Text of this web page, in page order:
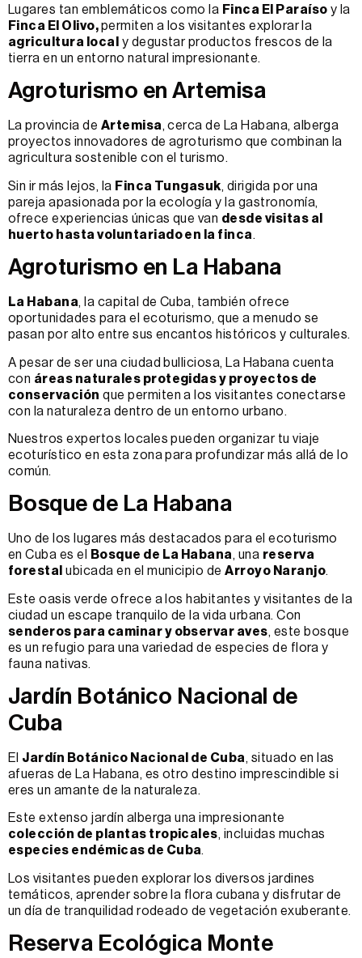
Lugares tan emblemáticos como la Finca El Paraíso y la
Finca El Olivo,permiten a los visitantes explorar la
agricultura local
y degustar productos frescos de la
tierra en un entorno natural impresionante.
Agroturismo en Artemisa
La provincia de Artemisa, cerca de La Habana, alberga
proyectos innovadores de agroturismo que combinan la
agricultura sostenible con el turismo.
Sin ir más lejos, la Finca Tungasuk, dirigida por una
pareja apasionada por la ecología y la gastronomía,
ofrece experiencias únicas que van desde visitas al
huerto hasta voluntariado en la finca.
Agroturismo en La Habana
La Habana, la capital de Cuba, también ofrece
oportunidades para el ecoturismo, que a menudo se
pasan por alto entre sus encantos históricos y culturales.
A pesar de ser una ciudad bulliciosa, La Habana cuenta
con áreas naturales protegidas y proyectos de
conservación que permiten a los visitantes conectarse
con la naturaleza dentro de un entorno urbano.
Nuestros expertos locales pueden organizar tu viaje
ecoturístico en esta zona para profundizar más allá de lo
común.
Bosque de La Habana
Uno de los lugares más destacados para el ecoturismo
en Cuba es el
Bosque de La Habana, una reserva
forestal ubicada en el municipio deArroyo Naranjo.
Este oasis verde ofrece a los habitantes y visitantes de la
ciudad un escape tranquilo de la vida urbana. Con
senderos para caminar y observar aves, este bosque
es un refugio para una variedad de especies de flora y
fauna nativas.
Jardín Botánico Nacional de
Cuba
El Jardín Botánico Nacional de Cuba, situado en las
afueras de La Habana, es otro destino imprescindible si
eres un amante de la naturaleza.
Este extenso jardín alberga una impresionante
colección de plantas tropicales, incluidas muchas
especies endémicas de Cuba.
Los visitantes pueden explorar los diversos jardines
temáticos, aprender sobre la flora cubana y disfrutar de
un día de tranquilidad rodeado de vegetación exuberante.
Reserva Ecológica Monte